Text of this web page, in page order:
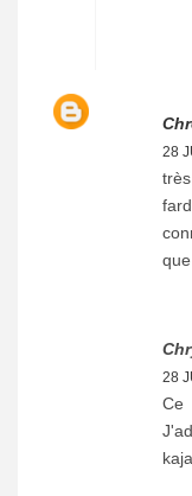
28
28